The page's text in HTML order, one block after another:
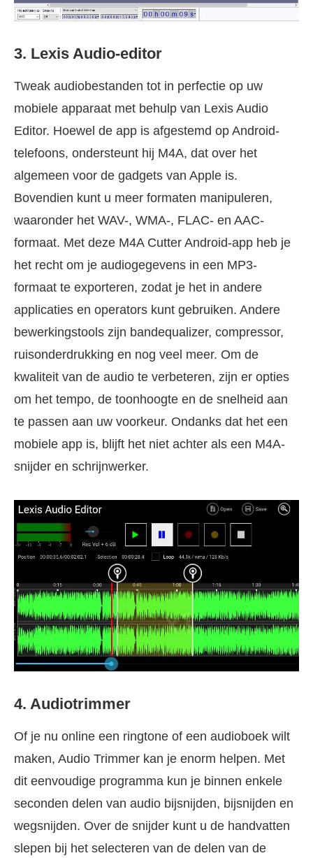
3. Lexis Audio-editor
Tweak audiobestanden tot in perfectie op uw
mobiele apparaat met behulp van Lexis Audio
Editor. Hoewel de app is afgestemd op Android-
telefoons, ondersteunt hij M4A, dat over het
algemeen voor de gadgets van Apple is.
Bovendien kunt u meer formaten manipuleren,
waaronder het WAV-, WMA-, FLAC- en AAC-
formaat. Met deze M4A Cutter Android-app heb je
het recht om je audiogegevens in een MP3-
formaat te exporteren, zodat je het in andere
applicaties en operators kunt gebruiken. Andere
bewerkingstools zijn bandequalizer, compressor,
ruisonderdrukking en nog veel meer. Om de
kwaliteit van de audio te verbeteren, zijn er opties
om het tempo, de toonhoogte en de snelheid aan
te passen aan uw voorkeur. Ondanks dat het een
mobiele app is, blijft het niet achter als een M4A-
snijder en schrijnwerker.
4. Audiotrimmer
Of je nu online een ringtone of een audioboek wilt
maken, Audio Trimmer kan je enorm helpen. Met
dit eenvoudige programma kun je binnen enkele
seconden delen van audio bijsnijden, bijsnijden en
wegsnijden. Over de snijder kunt u de handvatten
slepen bij het selecteren van de delen van de